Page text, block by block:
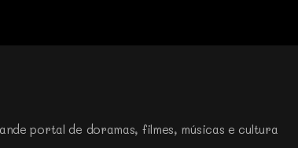
portal de doramas, filmes, músicas e cultura